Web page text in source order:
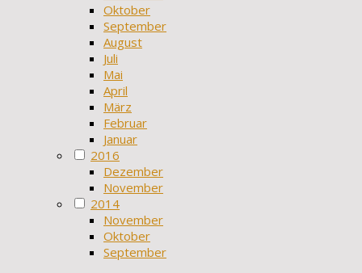
Oktober
September
August
Juli
Mai
April
März
Februar
Januar
2016
Dezember
November
2014
November
Oktober
September